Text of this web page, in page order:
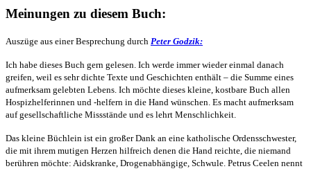
Meinungen zu diesem Buch:
Auszüge aus einer Besprechung durch Peter Godzik:
Ich habe dieses Buch gern gelesen. Ich werde immer wieder einmal danach
greifen, weil es sehr dichte Texte und Geschichten enthält – die Summe eines
aufmerksam gelebten Lebens. Ich möchte dieses kleine, kostbare Buch allen
Hospizhelferinnen und -helfern in die Hand wünschen. Es macht aufmerksam
auf gesellschaftliche Missstände und es lehrt Menschlichkeit.
Das kleine Büchlein ist ein großer Dank an eine katholische Ordensschwester,
die mit ihrem mutigen Herzen hilfreich denen die Hand reichte, die niemand
berühren möchte: Aidskranke, Drogenabhängige, Schwule. Petrus Ceelen nennt